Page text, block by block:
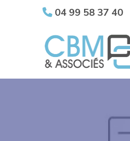
04 99 58 37 40